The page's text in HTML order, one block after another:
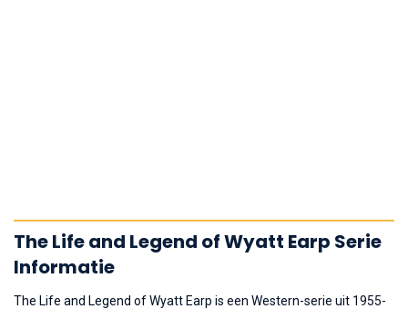
The Life and Legend of Wyatt Earp Serie
Informatie
The Life and Legend of Wyatt Earp is een Western-serie uit 1955-